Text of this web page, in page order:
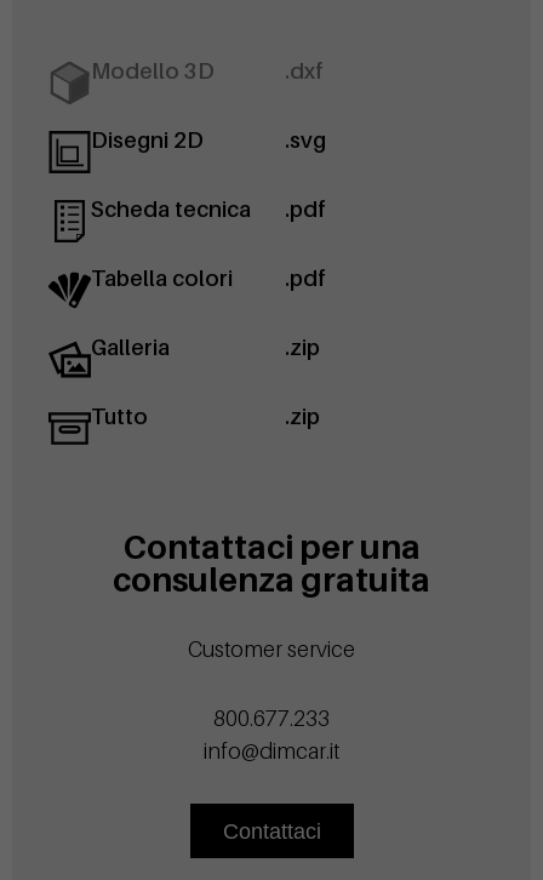
Modello 3D .dxf
Disegni 2D .svg
Scheda tecnica .pdf
Tabella colori .pdf
Galleria .zip
Tutto .zip
Contattaci per una
consulenza gratuita
Customer service
800.677.233
info@dimcar.it
Contattaci